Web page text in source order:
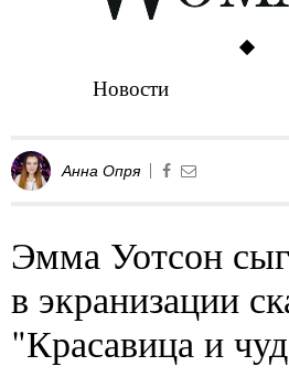
Новости
Анна Опря
Эмма Уотсон
в экранизации
"Красавица и